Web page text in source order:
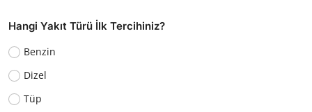
Hangi Yakıt Türü İlk Tercihiniz?
Benzin
Dizel
Tüp